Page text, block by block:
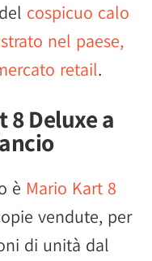
cospicuo calo
nel paese,
retail.
8 Deluxe a
è Mario Kart 8
vendute, per
di unità dal